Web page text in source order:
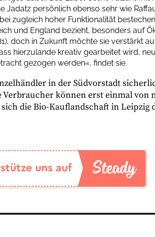
Jadatz persönlich ebenso sehr wie
zugleich hoher Funktionalität
und England bezieht, besonders auf
doch in Zukunft möchte sie verstärkt
hierzulande kreativ gearbeitet wird,
gezogen werden«, findet sie.
in der Südvorstadt
können erst einmal von
die Bio-Kauflandschaft in Leipzig